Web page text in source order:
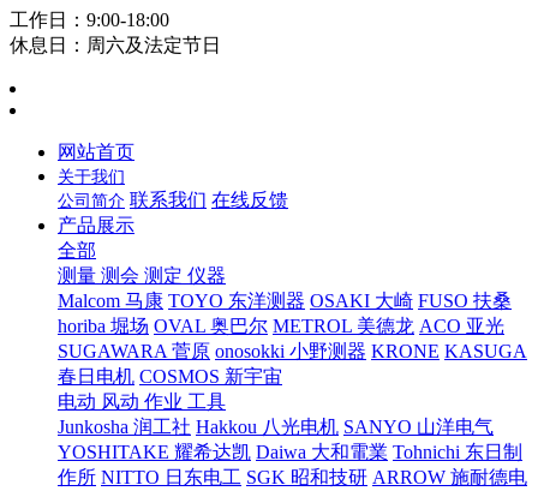
工作日：9:00-18:00
休息日：周六及法定节日
网站首页
关于我们
公司简介 联系我们 在线反馈
产品展示
全部
测量 测会 测定 仪器
Malcom 马康 TOYO 东洋测器 OSAKI 大崎 FUSO 扶桑
horiba 堀场 OVAL 奥巴尔 METROL 美德龙 ACO 亚光
SUGAWARA 菅原 onosokki 小野测器 KRONE KASUGA
春日电机 COSMOS 新宇宙
电动 风动 作业 工具
Junkosha 润工社 Hakkou 八光电机 SANYO 山洋电气
YOSHITAKE 耀希达凯 Daiwa 大和電業 Tohnichi 东日制
作所 NITTO 日东电工 SGK 昭和技研 ARROW 施耐德电